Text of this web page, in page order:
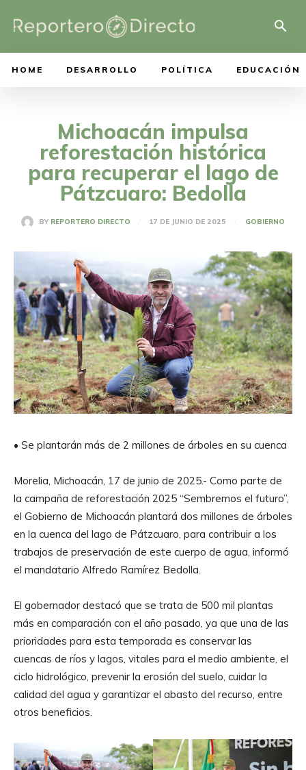
HOME DESARROLLO POLÍTICA EDUCACIÓN
Michoacán impulsa
reforestación histórica
para recuperar el lago de
Pátzcuaro: Bedolla
BY REPORTERO DIRECTO 17 DE JUNIO DE 2025 GOBIERNO
• Se plantarán más de 2 millones de árboles en su cuenca
Morelia, Michoacán, 17 de junio de 2025.- Como parte de
la campaña de reforestación 2025 “Sembremos el futuro”,
el Gobierno de Michoacán plantará dos millones de árboles
en la cuenca del lago de Pátzcuaro, para contribuir a los
trabajos de preservación de este cuerpo de agua, informó
el mandatario Alfredo Ramírez Bedolla.
El gobernador destacó que se trata de 500 mil plantas
más en comparación con el año pasado, ya que una de las
prioridades para esta temporada es conservar las
cuencas de ríos y lagos, vitales para el medio ambiente, el
ciclo hidrológico, prevenir la erosión del suelo, cuidar la
calidad del agua y garantizar el abasto del recurso, entre
otros beneficios.